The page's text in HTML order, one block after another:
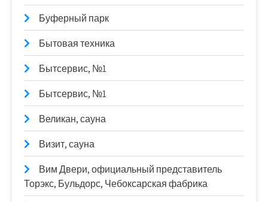
Буферный парк
Бытовая техника
Бытсервис, №1
Бытсервис, №1
Великан, сауна
Визит, сауна
Вим Двери, официальный представитель
Торэкс, Бульдорс, Чебоксарская фабрика